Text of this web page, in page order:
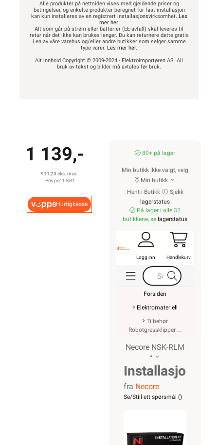
Alle produkter på nettsiden vises med gjeldende priser og
betingelser, og enkelte produkter beregnet for fast installasjon
kan kun installeres av en registrert installasjonsvirksomhet. Les
mer her.
Alt som går på strøm eller batterier (EE-avfall) skal leveres til
retur når det ikke kan brukes lenger. Du kan returnere dette gratis
i en av våre varehus og/eller andre butikker som selger samme
type varer. Les mer her.
Alt innhold Copyright © 2009-2024 - Elektroimportøren AS. All
bruk av tekst og bilder må avtales før bruk.
1 139,-
911,20 eks. mva.
Pris per 1 Sett
Hurtigkasse
80+ på lager
Min butikk ikke valgt, velg
Min butikk
Hent-i-Butikk
Sjekk
lagerstatus
På lager i alle 32
butikkene, se lagerstatus
Logg inn Handlekurv
Forsiden
Elektromateriell
Tilbehør
Robotgressklipper
Necore NSK-RLM
•
for
fra Necore
Se/Still ett spørsmål ()